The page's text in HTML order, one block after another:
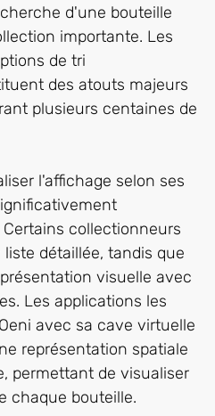
d'une bouteille
importante. Les
de tri
des atouts majeurs
plusieurs centaines de
l'affichage selon ses
collectionneurs
détaillée, tandis que
visuelle avec
Les applications les
avec sa cave virtuelle
représentation spatiale
permettant de visualiser
chaque bouteille.